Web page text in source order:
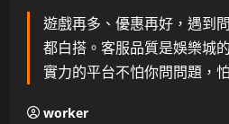
遊戲再多、優惠再好，遇到
都白搭。客服品質是娛樂
實力的平台不怕你問問題，
worker